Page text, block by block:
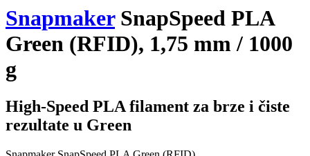
SnapmakerSnapSpeed PLA
Green (RFID), 1,75 mm / 1000
g
High-Speed PLA filament za brze i čiste
rezultate u Green